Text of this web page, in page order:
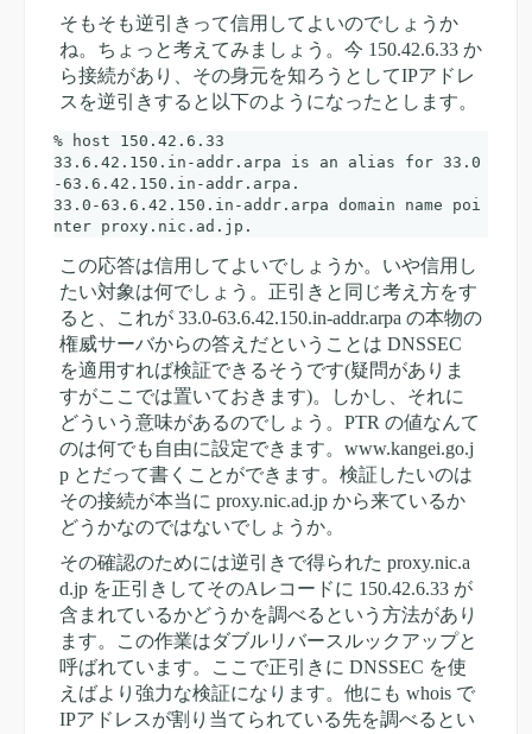
そもそも逆引きって信用してよいのでしょうか
ね。ちょっと考えてみましょう。今 150.42.6.33 か
ら接続があり、その身元を知ろうとしてIPアドレ
スを逆引きすると以下のようになったとします。
% host 150.42.6.33
33.6.42.150.in-addr.arpa is an alias for 33.0
-63.6.42.150.in-addr.arpa.
33.0-63.6.42.150.in-addr.arpa domain name poi
この応答は信用してよいでしょうか。いや信用し
たい対象は何でしょう。正引きと同じ考え方をす
ると、これが 33.0-63.6.42.150.in-addr.arpa の本物の
権威サーバからの答えだということは DNSSEC
を適用すれば検証できるそうです(疑問がありま
すがここでは置いておきます)。しかし、それに
どういう意味があるのでしょう。PTR の値なんて
のは何でも自由に設定できます。www.kangei.go.j
p とだって書くことができます。検証したいのは
その接続が本当に proxy.nic.ad.jp から来ているか
どうかなのではないでしょうか。
その確認のためには逆引きで得られた proxy.nic.a
d.jp を正引きしてそのAレコードに 150.42.6.33 が
含まれているかどうかを調べるという方法があり
ます。この作業はダブルリバースルックアップと
呼ばれています。ここで正引きに DNSSEC を使
えばより強力な検証になります。他にも whois で
IPアドレスが割り当てられている先を調べるとい